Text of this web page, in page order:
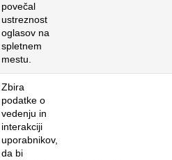
povečal
ustreznost
oglasov na
spletnem
mestu.
Zbira
podatke o
vedenju in
interakciji
uporabnikov,
da bi